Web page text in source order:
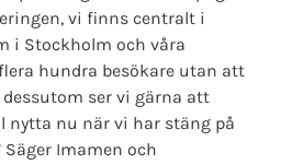
vi finns centralt i
i Stockholm och våra
hundra besökare utan att
ser vi gärna att
nytta nu när vi har stäng på
Imamen och